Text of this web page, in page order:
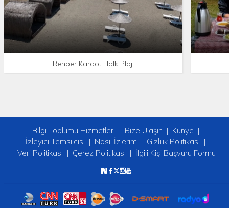
Rehber Karaot Halk Plajı
Bilgi Toplumu Hizmetleri Bize Ulaşın
Künye
İzleyici Temsilcisi
Nasıl İzlerim
Gizlilik Politikası
Veri Politikası
Çerez Politikası İlgili Kişi Başvuru Formu